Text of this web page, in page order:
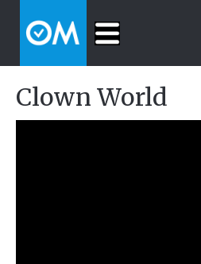
Clown World